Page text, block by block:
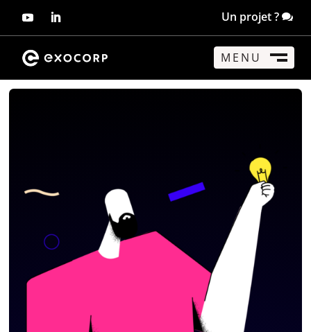
Un projet ?
MENU
FERMER